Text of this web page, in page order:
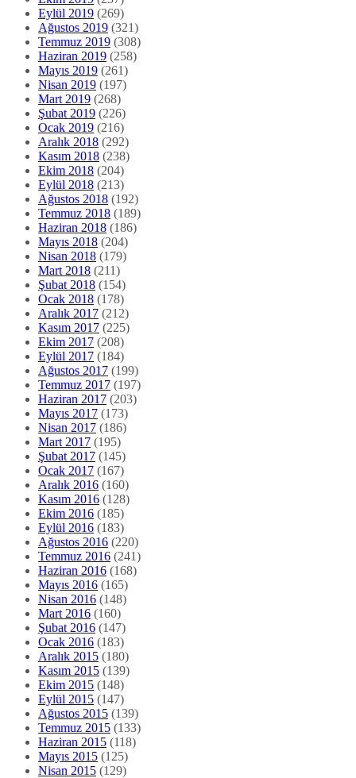
Eylül 2019 (269)
Ağustos 2019 (321)
Temmuz 2019 (308)
Haziran 2019 (258)
Mayıs 2019 (261)
Nisan 2019 (197)
Mart 2019 (268)
Şubat 2019 (226)
Ocak 2019 (216)
Aralık 2018 (292)
Kasım 2018 (238)
Ekim 2018 (204)
Eylül 2018 (213)
Ağustos 2018 (192)
Temmuz 2018 (189)
Haziran 2018 (186)
Mayıs 2018 (204)
Nisan 2018 (179)
Mart 2018 (211)
Şubat 2018 (154)
Ocak 2018 (178)
Aralık 2017 (212)
Kasım 2017 (225)
Ekim 2017 (208)
Eylül 2017 (184)
Ağustos 2017 (199)
Temmuz 2017 (197)
Haziran 2017 (203)
Mayıs 2017 (173)
Nisan 2017 (186)
Mart 2017 (195)
Şubat 2017 (145)
Ocak 2017 (167)
Aralık 2016 (160)
Kasım 2016 (128)
Ekim 2016 (185)
Eylül 2016 (183)
Ağustos 2016 (220)
Temmuz 2016 (241)
Haziran 2016 (168)
Mayıs 2016 (165)
Nisan 2016 (148)
Mart 2016 (160)
Şubat 2016 (147)
Ocak 2016 (183)
Aralık 2015 (180)
Kasım 2015 (139)
Ekim 2015 (148)
Eylül 2015 (147)
Ağustos 2015 (139)
Temmuz 2015 (133)
Haziran 2015 (118)
Mayıs 2015 (125)
Nisan 2015 (129)